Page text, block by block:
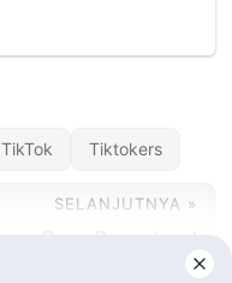
TikTok Tiktokers
SELANJUTNYA »
Video Tiktok Melalui